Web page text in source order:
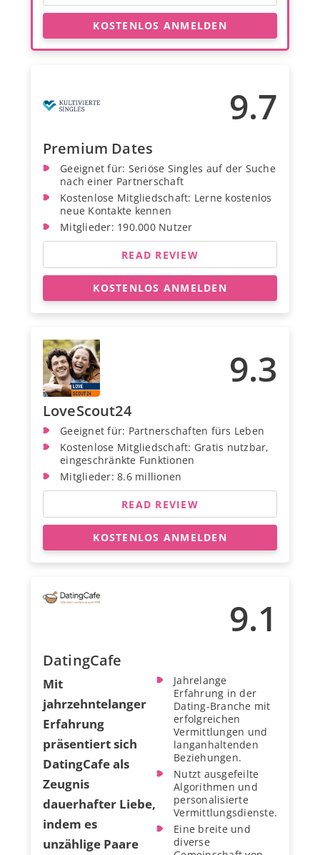
KOSTENLOS ANMELDEN
9.7
Premium Dates
Geeignet für: Seriöse Singles auf der Suche
nach einer Partnerschaft
Kostenlose Mitgliedschaft: Lerne kostenlos
neue Kontakte kennen
Mitglieder: 190.000 Nutzer
READ REVIEW
KOSTENLOS ANMELDEN
9.3
LoveScout24
Geeignet für: Partnerschaften fürs Leben
Kostenlose Mitgliedschaft: Gratis nutzbar,
eingeschränkte Funktionen
Mitglieder: 8.6 millionen
READ REVIEW
KOSTENLOS ANMELDEN
9.1
DatingCafe
Mit
jahrzehntelanger
Erfahrung
präsentiert sich
DatingCafe als
Zeugnis
dauerhafter Liebe,
indem es
unzählige Paare
Jahrelange
Erfahrung in der
Dating-Branche mit
erfolgreichen
Vermittlungen und
langanhaltenden
Beziehungen.
Nutzt ausgefeilte
Algorithmen und
personalisierte
Vermittlungsdienste.
Eine breite und
diverse